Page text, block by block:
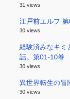
31 views
江戸前エルフ
30 views
経験済みなキミ
話。第01-10巻
30 views
異世界転生の冒
30 views